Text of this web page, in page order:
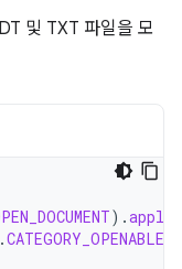
및 TXT 파일을 모
).apply
.CATEGORY_OPENABLE